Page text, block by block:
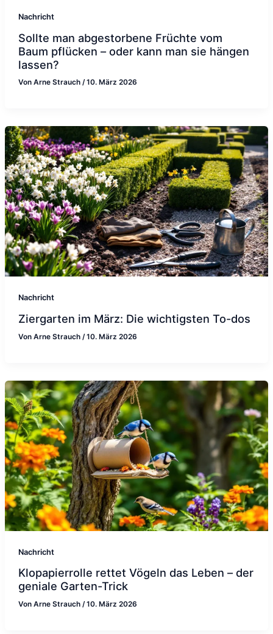
Nachricht
Sollte man abgestorbene Früchte vom
Baum pflücken – oder kann man sie hängen
lassen?
Von Arne Strauch /10. März 2026
Nachricht
Ziergarten im März: Die wichtigsten To-dos
Von Arne Strauch /10. März 2026
Nachricht
Klopapierrolle rettet Vögeln das Leben – der
geniale Garten-Trick
Von Arne Strauch /10. März 2026